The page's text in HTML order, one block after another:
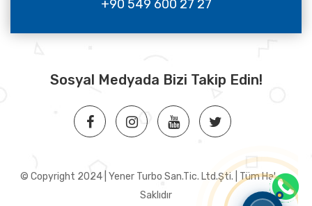
+90 549 600 27 27
Sosyal Medyada Bizi Takip Edin!
© Copyright 2024 | Yener Turbo San.Tic. Ltd.Şti. | Tüm Hakları
Saklıdır